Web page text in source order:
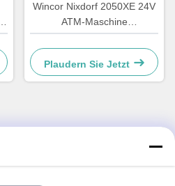
Wincor Nixdorf 2050XE 24V
ATM-Maschine
Stromversorgung Teile
01750069162 1750069162
Plaudern Sie Jetzt